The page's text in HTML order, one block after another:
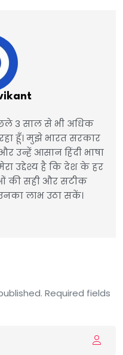
3 साल से भी अधिक
हूँ। मुझे भारत सरकार
उन्हें आसान हिंदी भाषा
उद्देश्य है कि देश के हर
की सही और सटीक
लाभ उठा सकें।
Required fields